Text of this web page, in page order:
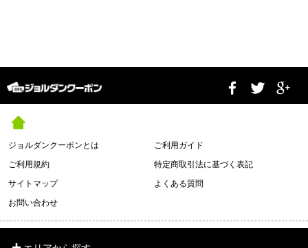
ジョルダンクーポンとは
ご利用ガイド
ご利用規約
特定商取引法に基づく表記
サイトマップ
よくある質問
お問い合わせ